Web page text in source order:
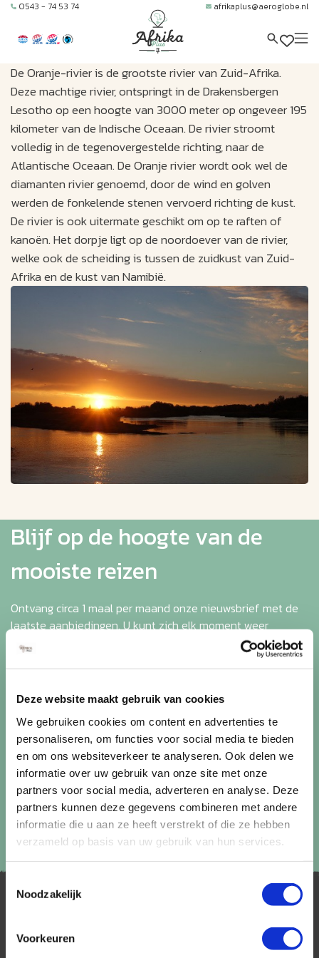
Deze website maakt gebruik van cookies
We gebruiken cookies om content en advertenties te
personaliseren, om functies voor social media te bieden
en om ons websiteverkeer te analyseren. Ook delen we
informatie over uw gebruik van onze site met onze
partners voor social media, adverteren en analyse. Deze
partners kunnen deze gegevens combineren met andere
informatie die u aan ze heeft verstrekt of die ze hebben
verzameld op basis van uw gebruik van hun services.
Noodzakelijk
Voorkeuren
0543 - 74 53 74 afrikaplus@aeroglobe.nl
De Oranje-rivier is de grootste rivier van Zuid-Afrika.
Deze machtige rivier, ontspringt in de Drakensbergen
Lesotho op een hoogte van 3000 meter op ongeveer 195
kilometer van de Indische Oceaan. De rivier stroomt
volledig in de tegenovergestelde richting, naar de
Atlantische Oceaan. De Oranje rivier wordt ook wel de
diamanten rivier genoemd, door de wind en golven
werden de fonkelende stenen vervoerd richting de kust.
De rivier is ook uitermate geschikt om op te raften of
kanoën. Het dorpje ligt op de noordoever van de rivier,
welke ook de scheiding is tussen de zuidkust van Zuid-
Afrika en de kust van Namibië.
Blijf op de hoogte van de
mooiste reizen
Ontvang circa 1 maal per maand onze nieuwsbrief met de
laatste aanbiedingen. U kunt zich elk moment weer
uitschrijven via de afmeldlink in de nieuwsbrief.
Aanmelden
Lees in onsprivacybeleidhoe wij zorgvuldig omgaan met uw
gegevens.